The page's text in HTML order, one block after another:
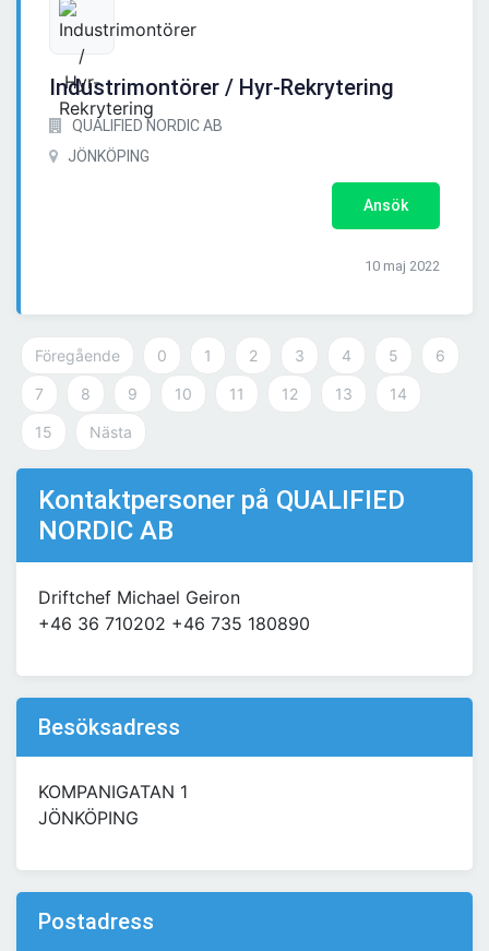
Industrimontörer / Hyr-Rekrytering
QUALIFIED NORDIC AB
JÖNKÖPING
Ansök
10 maj 2022
Föregående 0 1 2 3 4 5 6
7 8 9 10 11 12 13 14
15 Nästa
Kontaktpersoner på QUALIFIED
NORDIC AB
Driftchef Michael Geiron
+46 36 710202 +46 735 180890
Besöksadress
KOMPANIGATAN 1
JÖNKÖPING
Postadress